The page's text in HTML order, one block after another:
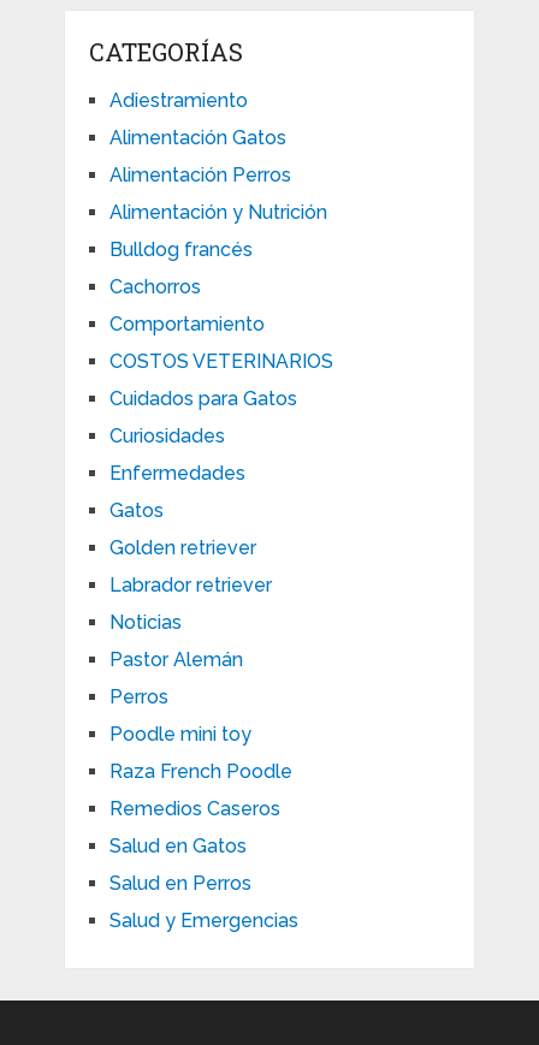
CATEGORÍAS
Adiestramiento
Alimentación Gatos
Alimentación Perros
Alimentación y Nutrición
Bulldog francés
Cachorros
Comportamiento
COSTOS VETERINARIOS
Cuidados para Gatos
Curiosidades
Enfermedades
Gatos
Golden retriever
Labrador retriever
Noticias
Pastor Alemán
Perros
Poodle mini toy
Raza French Poodle
Remedios Caseros
Salud en Gatos
Salud en Perros
Salud y Emergencias